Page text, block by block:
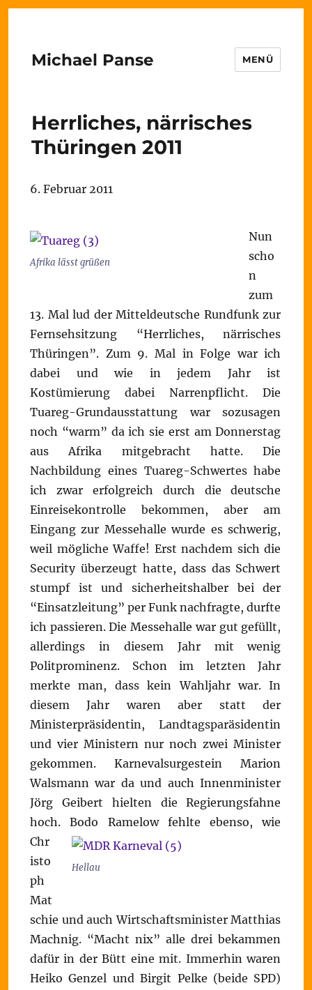
Michael Panse MENÜ
Herrliches, närrisches
Thüringen 2011
6. Februar 2011
Afrika lässt grüßen
Nun
scho
n
zum
13. Mal lud der Mitteldeutsche Rundfunk zur
Fernsehsitzung “Herrliches, närrisches
Thüringen”. Zum 9. Mal in Folge war ich
dabei und wie in jedem Jahr ist
Kostümierung dabei Narrenpflicht. Die
Tuareg-Grundausstattung war sozusagen
noch “warm” da ich sie erst am Donnerstag
aus Afrika mitgebracht hatte. Die
Nachbildung eines Tuareg-Schwertes habe
ich zwar erfolgreich durch die deutsche
Einreisekontrolle bekommen, aber am
Eingang zur Messehalle wurde es schwerig,
weil mögliche Waffe! Erst nachdem sich die
Security überzeugt hatte, dass das Schwert
stumpf ist und sicherheitshalber bei der
“Einsatzleitung” per Funk nachfragte, durfte
ich passieren. Die Messehalle war gut gefüllt,
allerdings in diesem Jahr mit wenig
Politprominenz. Schon im letzten Jahr
merkte man, dass kein Wahljahr war. In
diesem Jahr waren aber statt der
Ministerpräsidentin, Landtagsparäsidentin
und vier Ministern nur noch zwei Minister
gekommen. Karnevalsurgestein Marion
Walsmann war da und auch Innenminister
Jörg Geibert hielten die Regierungsfahne
hoch.
Hellau
Bodo Ramelow fehlte ebenso, wie
Chr
isto
ph
Mat
schie und auch Wirtschaftsminister Matthias
Machnig. “Macht nix” alle drei bekammen
dafür in der Bütt eine mit. Immerhin waren
Heiko Genzel und Birgit Pelke (beide SPD)